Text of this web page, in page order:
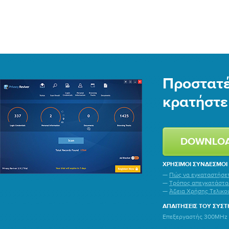
ΧΡΉΣΙΜΟΙ ΣΎΝΔΕΣΜΟΙ
— Πώς να
— Τρόπος
— Άδεια Χρήσης
ΑΠΑΙΤΉΣΕΙΣ ΤΟΥ
Επεξεργαστής